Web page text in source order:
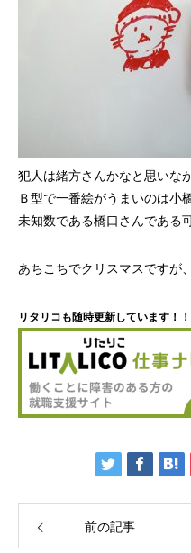
犯人は緒方さんかなと思いな
Ｂ型で一番絵がうまいのは小
未知数である橋口さんである
あちこちでクリスマスですが
リタリコも随時更新しています！！
前の記事